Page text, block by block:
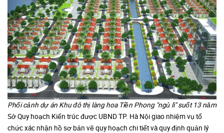
Phối cảnh dự án Khu đô thị làng hoa Tiền Phong "ngủ lì" suốt 13 năm
Sở Quy hoạch Kiến trúc được UBND TP. Hà Nội giao nhiệm vụ tổ
chức xác nhận hồ sơ bản vẽ quy hoạch chi tiết và quy định quản lý